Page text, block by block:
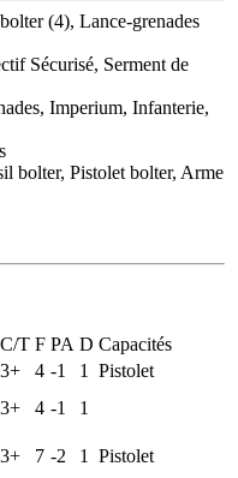
(4), Lance-grenades
Sécurisé, Serment de
Imperium, Infanterie,
bolter, Pistolet bolter, Arme
C/T F PA D Capacités
3+ 4 -1 1
Pistolet
3+ 4 -1
1
3+ 7 -2 1
Pistolet